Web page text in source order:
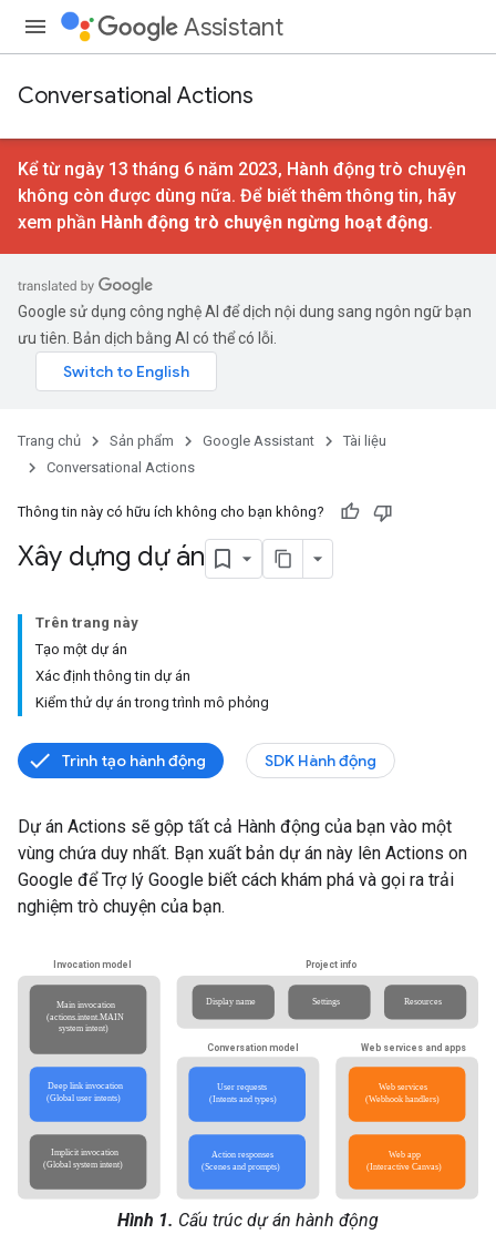
Assistant
Conversational Actions
Kể từ ngày 13 tháng 6 năm 2023, Hành động trò chuyện
không còn được dùng nữa. Để biết thêm thông tin, hãy
xem phần Hành động trò chuyện ngừng hoạt động.
Google sử dụng công nghệ AI để dịch nội dung sang ngôn ngữ bạn
ưu tiên. Bản dịch bằng AI có thể có lỗi.
Trang chủ Sản phẩm Google Assistant
Tài liệu
Conversational Actions
Thông tin này có hữu ích không cho bạn không?
Xây dựng dự án
Trên trang này
Tạo một dự án
Xác định thông tin dự án
Kiểm thử dự án trong trình mô phỏng
Trình tạo hành động SDK Hành động
Dự án Actions sẽ gộp tất cả Hành động của bạn vào một
vùng chứa duy nhất. Bạn xuất bản dự án này lên Actions on
Google để Trợ lý Google biết cách khám phá và gọi ra trải
nghiệm trò chuyện của bạn.
Hình 1. Cấu trúc dự án hành động